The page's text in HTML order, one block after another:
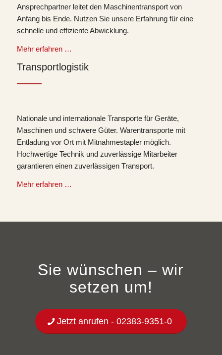
Ansprechpartner leitet den Maschinentransport von
Anfang bis Ende. Nutzen Sie unsere Erfahrung für eine
schnelle und effiziente Abwicklung.
Mehr erfahren …
Transportlogistik
Nationale und internationale Transporte für Geräte,
Maschinen und schwere Güter. Warentransporte mit
Entladung vor Ort mit Mitnahmestapler möglich.
Hochwertige Technik und zuverlässige Mitarbeiter
garantieren einen zuverlässigen Transport.
Mehr erfahren …
Sie wünschen – wir
setzen um!
Jetzt anrufen - 02383-9351-0